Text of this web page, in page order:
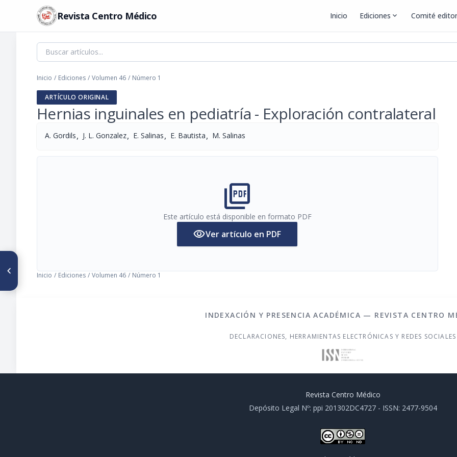
Revista Centro Médico Inicio Ediciones expand_more Comité
Inicio / Ediciones / Volumen 46 / Número 1
ARTÍCULO ORIGINAL
Hernias inguinales en pediatría - Exploración contralateral
A. Gordils, J. L. Gonzalez, E. Salinas, E. Bautista, M. Salinas
picture_as_pdf
Este artículo está disponible en formato PDF
visibilityVer artículo en PDF
Inicio / Ediciones / Volumen 46 / Número 1
Síndrome del niño maltratado
¿Cómo reconocerlo?
INDEXACIÓN Y PRESENCIA ACADÉMICA — REVISTA CENTRO
DECLARACIONES, HERRAMIENTAS ELECTRÓNICAS Y REDES SOCIALES
Revista Centro Médico
Depósito Legal Nº: ppi 201302DC4727 - ISSN: 2477-9504